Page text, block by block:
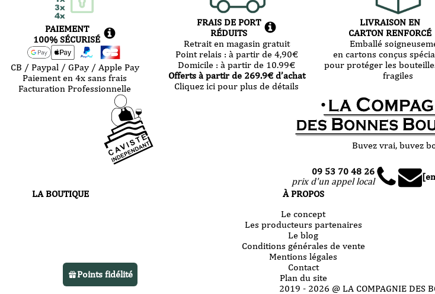
PAIEMENT
100% SÉCURISÉ
CB / Paypal / GPay / Apple Pay
Paiement en 4x sans frais
Facturation Professionnelle
FRAIS DE PORT
RÉDUITS
Retrait en magasin gratuit
Point relais : à partir de 4,90€
Domicile :à partir de 10.99€
Offerts à partir de 269.9€ d’achat
Cliquez ici pour plus de détails
LIVRAISON EN
CARTON RENFORCÉ
Emballé
en cartons conçus
pour protéger les
fragiles
Buvez vrai, buvez
09 53 70 48 26
prix d'un appel local
LA BOUTIQUE
de 10h à 13h
et de 14h à 22h
À PROPOS
Le concept
Les producteurs partenaires
Le blog
Conditions générales de vente
Mentions légales
Contact
Plan du site
2019 - 2026 @ LA COMPAGNIE DES
Points fidélité